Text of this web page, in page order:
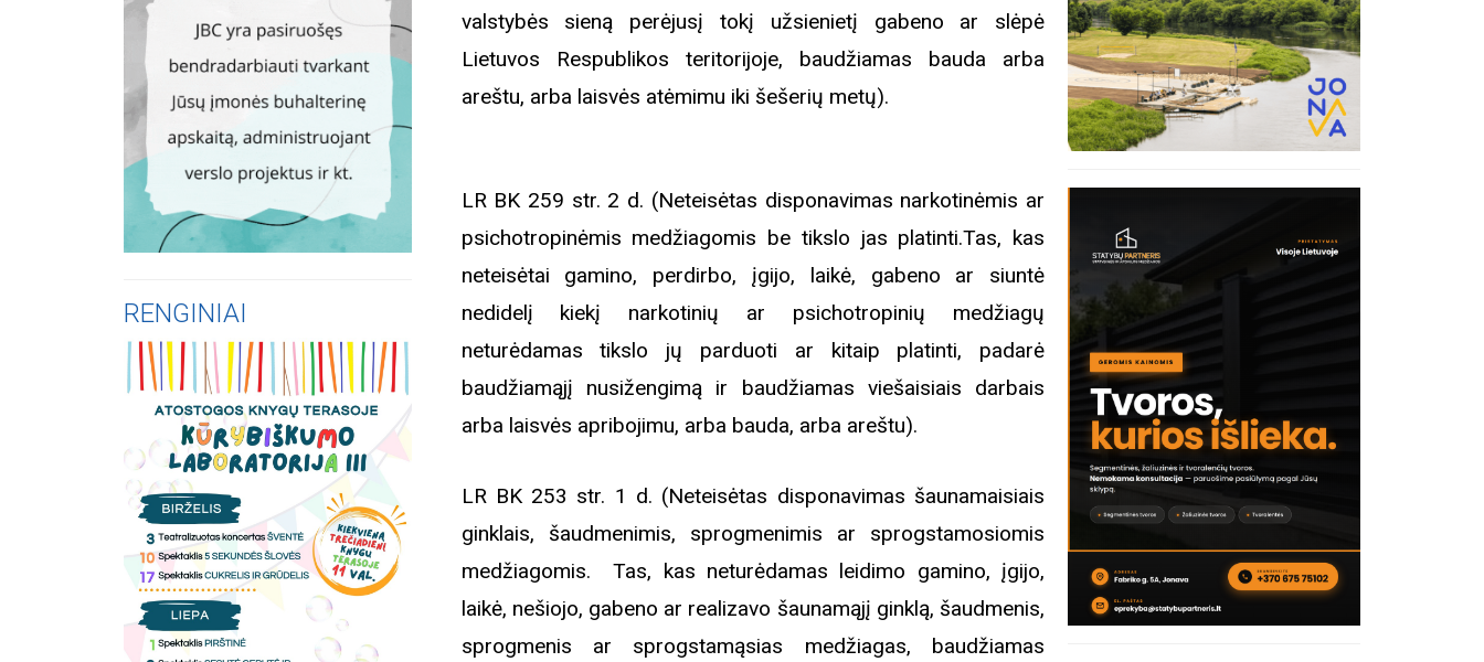
RENGINIAI
valstybės sieną perėjusį tokį užsienietį gabeno ar slėpė
Lietuvos Respublikos teritorijoje, baudžiamas bauda arba
areštu, arba laisvės atėmimu iki šešerių metų).
LR BK 259 str. 2 d. (Neteisėtas disponavimas narkotinėmis ar
psichotropinėmis medžiagomis be tikslo jas platinti.Tas, kas
neteisėtai gamino, perdirbo, įgijo, laikė, gabeno ar siuntė
nedidelį kiekį narkotinių ar psichotropinių medžiagų
neturėdamas tikslo jų parduoti ar kitaip platinti, padarė
baudžiamąjį nusižengimą ir baudžiamas viešaisiais darbais
arba laisvės apribojimu, arba bauda, arba areštu).
LR BK 253 str. 1 d. (Neteisėtas disponavimas šaunamaisiais
ginklais, šaudmenimis, sprogmenimis ar sprogstamosiomis
medžiagomis. Tas, kas neturėdamas leidimo gamino, įgijo,
laikė, nešiojo, gabeno ar realizavo šaunamąjį ginklą, šaudmenis,
sprogmenis ar sprogstamąsias medžiagas, baudžiamas